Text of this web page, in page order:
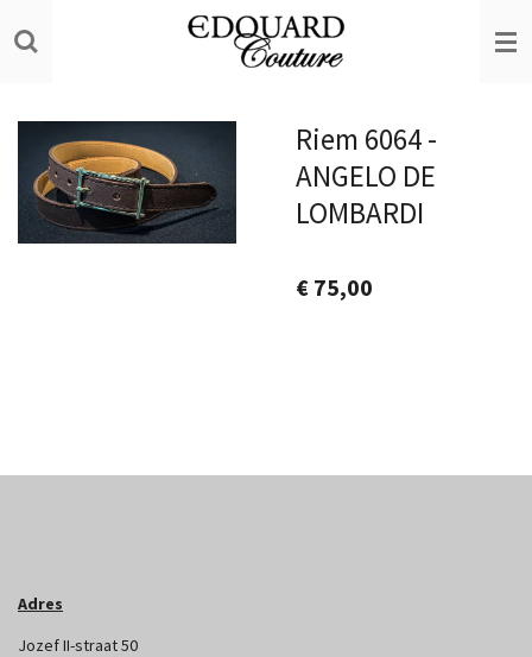
direct
hoofdinhoud
Riem 6064 -
ANGELO DE
LOMBARDI
€ 75,00
Adres
Jozef II-straat 50